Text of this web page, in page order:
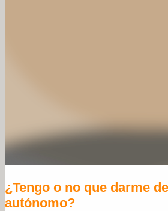
¿Tengo o no que darme
autónomo?